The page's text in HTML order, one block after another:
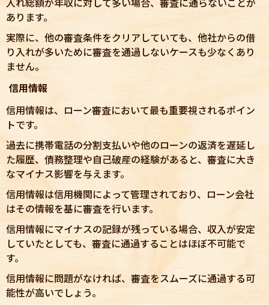
あります。
実際に、他の審査条件をクリアしていても、他社からの借
り入れが多いために審査を通過しないケースも少なくあり
ません。
信用情報
信用情報は、ローン審査において最も重要視されるポイン
トです。
過去に携帯電話の分割支払いや他のローンの返済を遅延し
た履歴、債務整理や自己破産の経験があると、審査に大き
なマイナス影響を与えます。
信用情報は信用機関によって管理されており、ローン会社
はその情報を基に審査を行います。
信用情報にマイナスの記録が残っている場合、収入が安定
していたとしても、審査に通過することはほぼ不可能で
す。
信用情報に問題がなければ、審査をスムーズに通過する可
能性が高いでしょう。